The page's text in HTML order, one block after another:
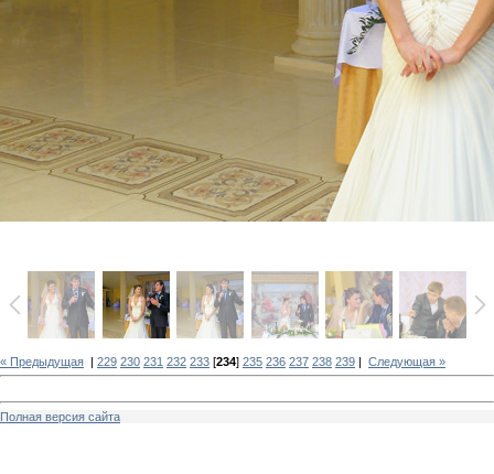
« Предыдущая 229 230 231 232 233 [234] 235 236 237 238 239 Следующая »
Полная версия сайта